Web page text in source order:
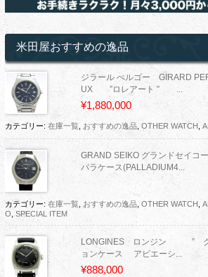
米田屋おすすめの逸品
ジラール ぺルゴー GIRARD
UX ”ロレアート ” ...
¥1,880,000
カテゴリー: 在庫一覧, おすすめの逸品, OTHER WATCH
GRAND SEIKO グランドセイコ
パラケース(PALLADIUM4...
カテゴリー: 在庫一覧, おすすめの逸品, OTHER WATCH
O SPECIAL ITEM
LONGINES ロンジン ”
ョンケース アビエーシ...
¥888,000